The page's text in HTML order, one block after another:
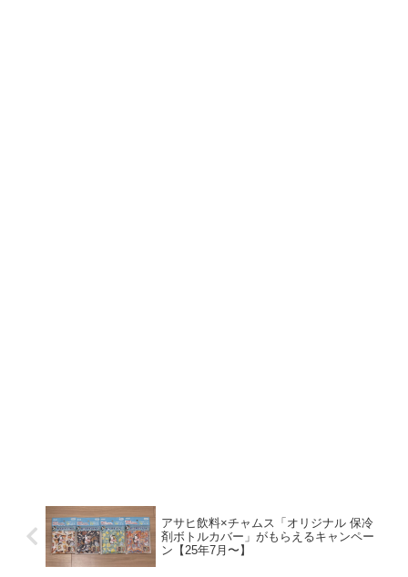
アサヒ飲料×チャムス「オリジナル 保冷
剤ボトルカバー」がもらえるキャンペー
ン【25年7月〜】